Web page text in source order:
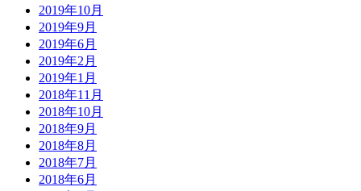
2019年10月
2019年9月
2019年6月
2019年2月
2019年1月
2018年11月
2018年10月
2018年9月
2018年8月
2018年7月
2018年6月